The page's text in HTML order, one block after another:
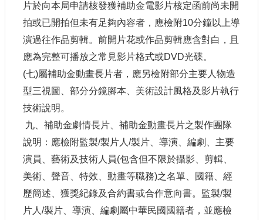
片於向本局申請核發獲補助金電影片核定函前尚未開
拍或已開拍但未有足夠內容者，應檢附10分鐘以上導
演過往作品剪輯。前開片花或作品剪輯應含對白，且
應為完整可播放之常見影片格式或DVD光碟。
(七)屬補助金動畫長片者，應另檢附部分主要人物造
型三視圖、部分分鏡腳本、美術設計風格及影片執行
技術說明。
九、補助金劇情長片、補助金動畫長片之製作團隊
說明：應檢附監製/製片人 /製片、導演、編劇、主要
演員、藝術及技術人員(包含但不限於攝影、剪輯、
美術、聲音、特效、動畫等職務)之名單、國籍、經
歷簡述、獲獎紀錄及合約書或合作意向書。監製/製
片人 /製片、導演、編劇屬中華民國國籍者，並應檢